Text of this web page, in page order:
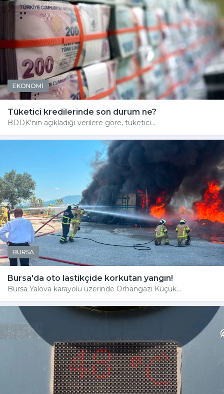
EKONOMİ
Tüketici kredilerinde son durum ne?
BDDK'nin açıkladığı verilere göre, tüketici...
BURSA
Bursa'da oto lastikçide korkutan yangın!
Bursa Yalova karayolu üzerinde Orhangazi Küçük...